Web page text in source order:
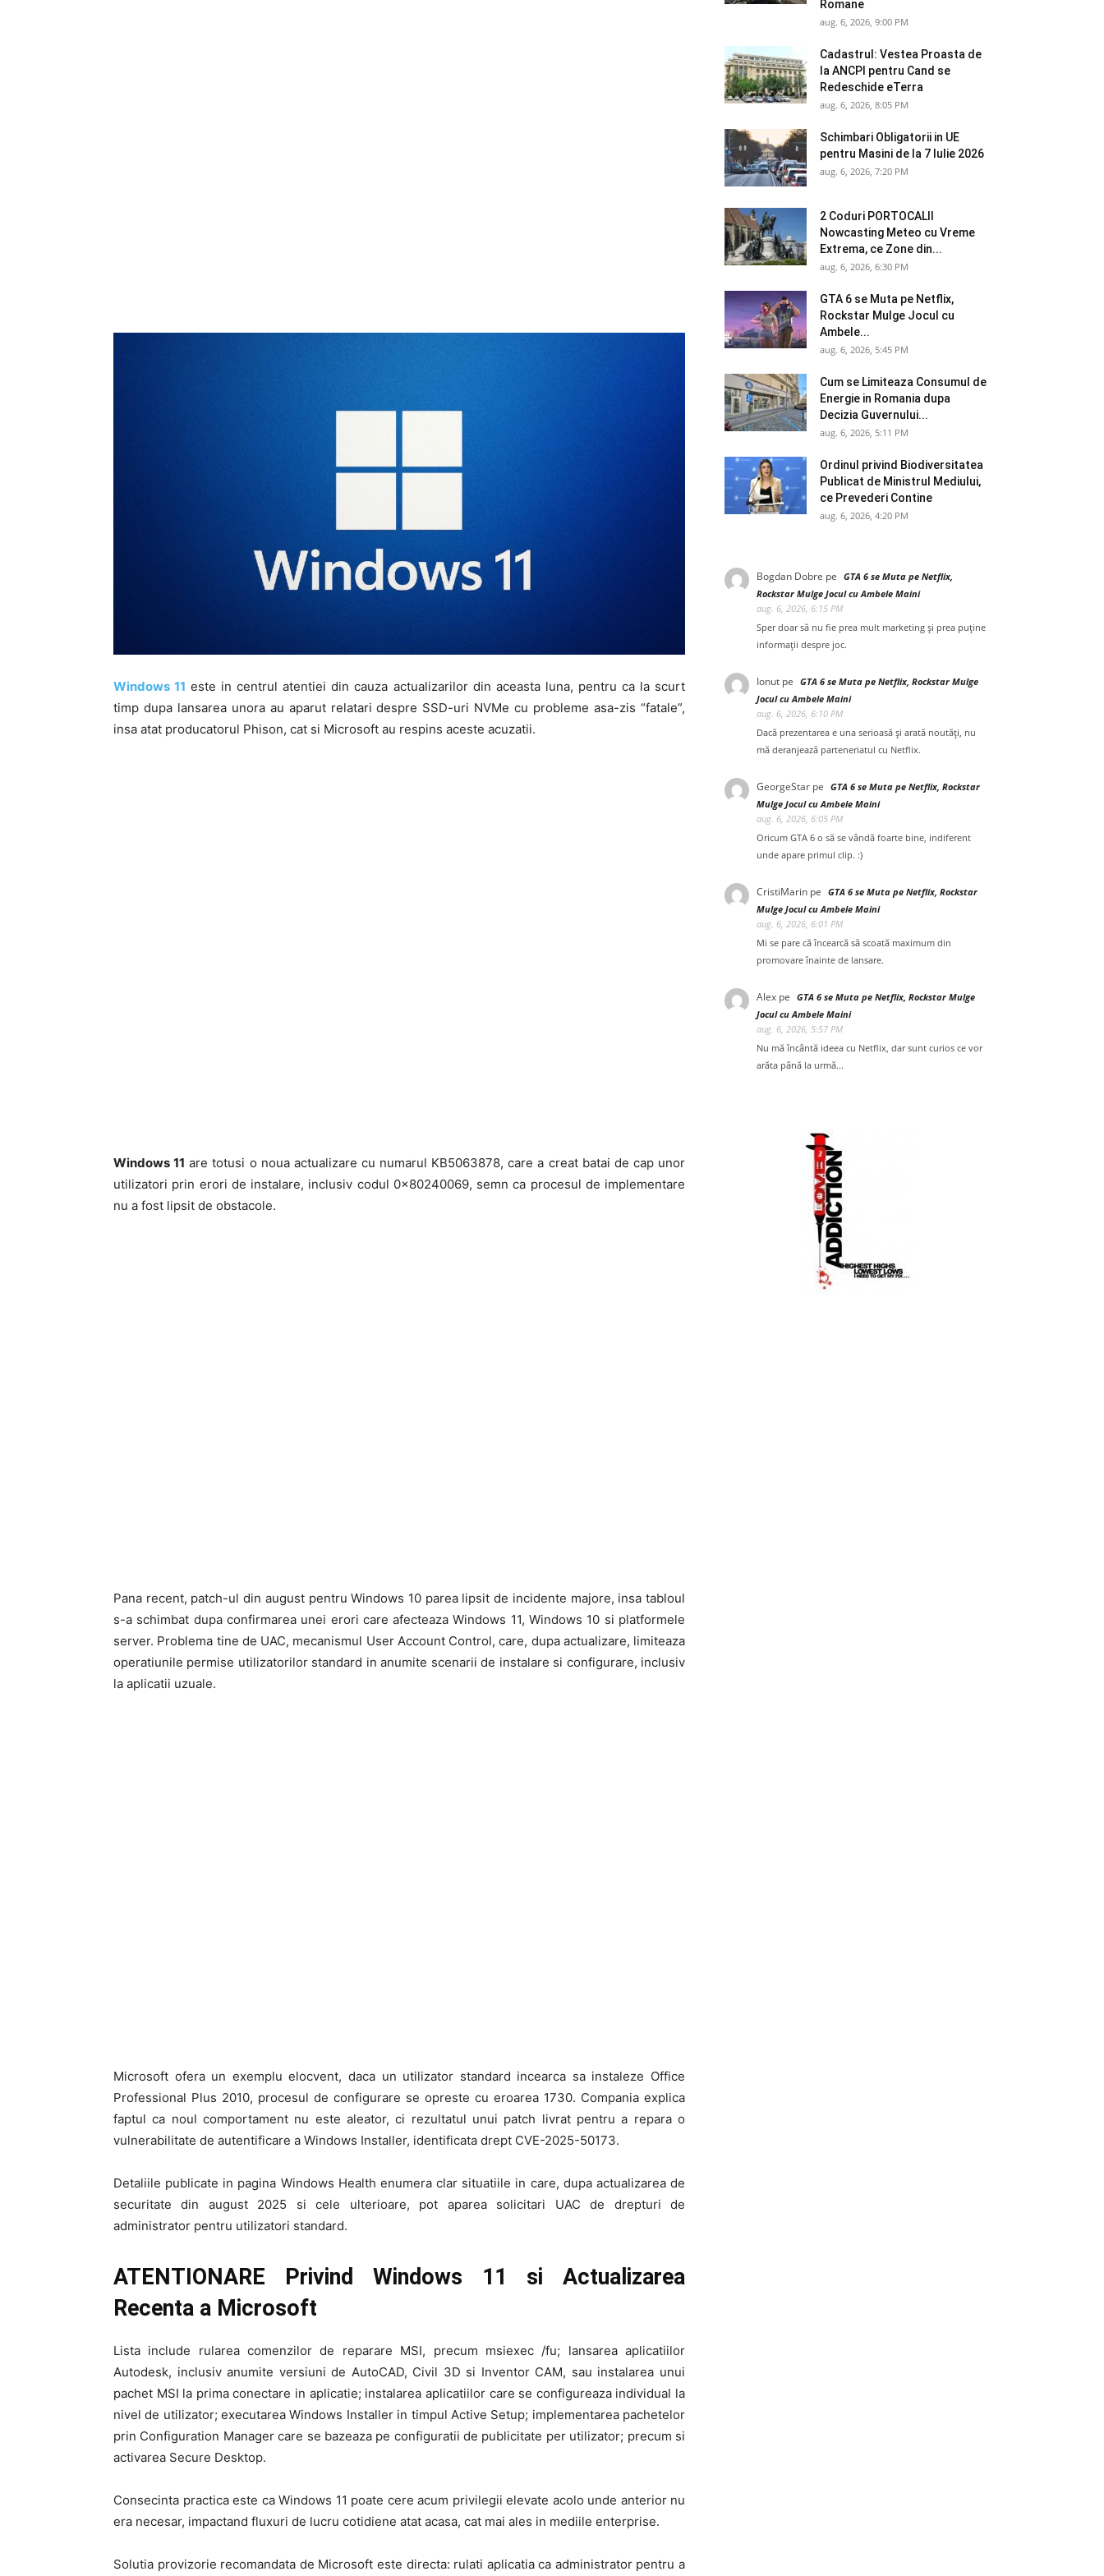
Windows 11 este in centrul atentiei din cauza actualizarilor din aceasta luna, pentru ca la scurt
timp dupa lansarea unora au aparut relatari despre SSD-uri NVMe cu probleme asa-zis “fatale”,
insa atat producatorul Phison, cat si Microsoft au respins aceste acuzatii.
Windows 11 are totusi o noua actualizare cu numarul KB5063878, care a creat batai de cap unor
utilizatori prin erori de instalare, inclusiv codul 0x80240069, semn ca procesul de implementare
nu a fost lipsit de obstacole.
Pana recent, patch-ul din august pentru Windows 10 parea lipsit de incidente majore, insa tabloul
s-a schimbat dupa confirmarea unei erori care afecteaza Windows 11, Windows 10 si platformele
server. Problema tine de UAC, mecanismul User Account Control, care, dupa actualizare, limiteaza
operatiunile permise utilizatorilor standard in anumite scenarii de instalare si configurare, inclusiv
la aplicatii uzuale.
Microsoft ofera un exemplu elocvent, daca un utilizator standard incearca sa instaleze Office
Professional Plus 2010, procesul de configurare se opreste cu eroarea 1730. Compania explica
faptul ca noul comportament nu este aleator, ci rezultatul unui patch livrat pentru a repara o
vulnerabilitate de autentificare a Windows Installer, identificata drept CVE-2025-50173.
Detaliile publicate in pagina Windows Health enumera clar situatiile in care, dupa actualizarea de
securitate din august 2025 si cele ulterioare, pot aparea solicitari UAC de drepturi de
administrator pentru utilizatori standard.
ATENTIONARE Privind Windows 11 si Actualizarea
Recenta a Microsoft
Lista include rularea comenzilor de reparare MSI, precum msiexec /fu; lansarea aplicatiilor
Autodesk, inclusiv anumite versiuni de AutoCAD, Civil 3D si Inventor CAM, sau instalarea unui
pachet MSI la prima conectare in aplicatie; instalarea aplicatiilor care se configureaza individual la
nivel de utilizator; executarea Windows Installer in timpul Active Setup; implementarea pachetelor
prin Configuration Manager care se bazeaza pe configuratii de publicitate per utilizator; precum si
activarea Secure Desktop.
Consecinta practica este ca Windows 11 poate cere acum privilegii elevate acolo unde anterior nu
era necesar, impactand fluxuri de lucru cotidiene atat acasa, cat mai ales in mediile enterprise.
Solutia provizorie recomandata de Microsoft este directa: rulati aplicatia ca administrator pentru a
Romane
aug. 6, 2026, 9:00 PM
Cadastrul: Vestea Proasta de
la ANCPI pentru Cand se
Redeschide eTerra
aug. 6, 2026, 8:05 PM
Schimbari Obligatorii in UE
pentru Masini de la 7 Iulie 2026
aug. 6, 2026, 7:20 PM
2 Coduri PORTOCALII
Nowcasting Meteo cu Vreme
Extrema, ce Zone din...
aug. 6, 2026, 6:30 PM
GTA 6 se Muta pe Netflix,
Rockstar Mulge Jocul cu
Ambele...
aug. 6, 2026, 5:45 PM
Cum se Limiteaza Consumul de
Energie in Romania dupa
Decizia Guvernului...
aug. 6, 2026, 5:11 PM
Ordinul privind Biodiversitatea
Publicat de Ministrul Mediului,
ce Prevederi Contine
aug. 6, 2026, 4:20 PM
Bogdan Dobre pe GTA 6 se Muta pe Netflix,
Rockstar Mulge Jocul cu Ambele Maini
aug. 6, 2026, 6:15 PM
Sper doar să nu fie prea mult marketing și prea puține
informații despre joc.
Ionut pe GTA 6 se Muta pe Netflix, Rockstar Mulge
Jocul cu Ambele Maini
aug. 6, 2026, 6:10 PM
Dacă prezentarea e una serioasă și arată noutăți, nu
mă deranjează parteneriatul cu Netflix.
GeorgeStar pe GTA 6 se Muta pe Netflix, Rockstar
Mulge Jocul cu Ambele Maini
aug. 6, 2026, 6:05 PM
Oricum GTA 6 o să se vândă foarte bine, indiferent
unde apare primul clip. :)
CristiMarin pe GTA 6 se Muta pe Netflix, Rockstar
Mulge Jocul cu Ambele Maini
aug. 6, 2026, 6:01 PM
Mi se pare că încearcă să scoată maximum din
promovare înainte de lansare.
Alex pe GTA 6 se Muta pe Netflix, Rockstar Mulge
Jocul cu Ambele Maini
aug. 6, 2026, 5:57 PM
Nu mă încântă ideea cu Netflix, dar sunt curios ce vor
arăta până la urmă...